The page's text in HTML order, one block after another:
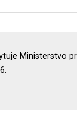
Ministerstvo